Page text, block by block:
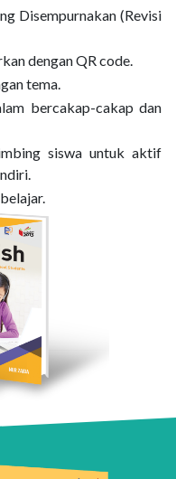
Disempurnakan (Revisi
dengan QR code.
tema.
bercakap-cakap dan
siswa untuk aktif